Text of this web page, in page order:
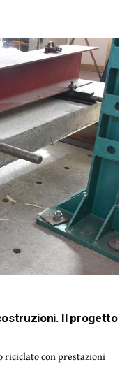
Il progetto
riciclato con prestazioni